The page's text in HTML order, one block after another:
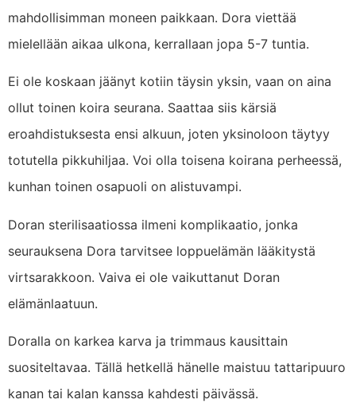
mahdollisimman moneen paikkaan. Dora viettää
mielellään aikaa ulkona, kerrallaan jopa 5-7 tuntia.
Ei ole koskaan jäänyt kotiin täysin yksin, vaan on aina
ollut toinen koira seurana. Saattaa siis kärsiä
eroahdistuksesta ensi alkuun, joten yksinoloon täytyy
totutella pikkuhiljaa. Voi olla toisena koirana perheessä,
kunhan toinen osapuoli on alistuvampi.
Doran sterilisaatiossa ilmeni komplikaatio, jonka
seurauksena Dora tarvitsee loppuelämän lääkitystä
virtsarakkoon. Vaiva ei ole vaikuttanut Doran
elämänlaatuun.
Doralla on karkea karva ja trimmaus kausittain
suositeltavaa. Tällä hetkellä hänelle maistuu tattaripuuro
kanan tai kalan kanssa kahdesti päivässä.